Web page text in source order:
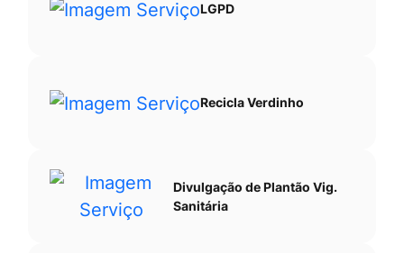
LGPD
Recicla Verdinho
Divulgação de Plantão Vig.
Sanitária